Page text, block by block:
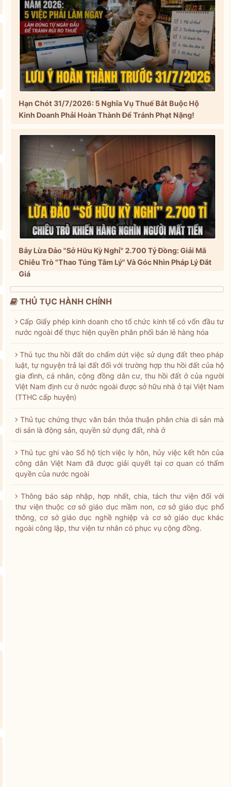
Hạn Chót 31/7/2026: 5 Nghĩa Vụ Thuế Bắt Buộc Hộ
Kinh Doanh Phải Hoàn Thành Để Tránh Phạt Nặng!
Bẫy Lừa Đảo "Sở Hữu Kỳ Nghỉ" 2.700 Tỷ Đồng: Giải Mã
Chiêu Trò "Thao Túng Tâm Lý" Và Góc Nhìn Pháp Lý Đắt
Giá
THỦ TỤC HÀNH CHÍNH
Cấp Giấy phép kinh doanh cho tổ chức kinh tế có vốn đầu tư
nước ngoài để thực hiện quyền phân phối bán lẻ hàng hóa
Thủ tục thu hồi đất do chấm dứt việc sử dụng đất theo pháp
luật, tự nguyện trả lại đất đối với trường hợp thu hồi đất của hộ
gia đình, cá nhân, cộng đồng dân cư, thu hồi đất ở của người
Việt Nam định cư ở nước ngoài được sở hữu nhà ở tại Việt Nam
(TTHC cấp huyện)
Thủ tục chứng thực văn bản thỏa thuận phân chia di sản mà
di sản là động sản, quyền sử dụng đất, nhà ở
Thủ tục ghi vào Sổ hộ tịch việc ly hôn, hủy việc kết hôn của
công dân Việt Nam đã được giải quyết tại cơ quan có thẩm
quyền của nước ngoài
Thông báo sáp nhập, hợp nhất, chia, tách thư viện đối với
thư viện thuộc cơ sở giáo dục mầm non, cơ sở giáo dục phổ
thông, cơ sở giáo dục nghề nghiệp và cơ sở giáo dục khác
ngoài công lập, thư viện tư nhân có phục vụ cộng đồng.